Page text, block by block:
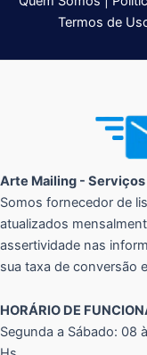
Termos de
Arte Mailing - Serviços
Somos fornecedor de
atualizados
assertividade nas
sua taxa de conversão
HORÁRIO DE
Segunda a Sábado: 08